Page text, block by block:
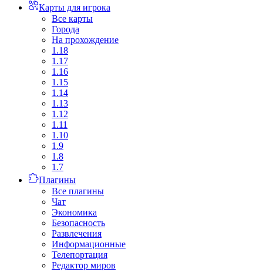
Карты для игрока
Все карты
Города
На прохождение
1.18
1.17
1.16
1.15
1.14
1.13
1.12
1.11
1.10
1.9
1.8
1.7
Плагины
Все плагины
Чат
Экономика
Безопасность
Развлечения
Информационные
Телепортация
Редактор миров